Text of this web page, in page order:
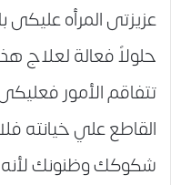
عزيزتى المرأه
حلولاً فعالة لعلاج
تتفاقم الأمور
القاطع علي خيانته
شكوكك وظنونك